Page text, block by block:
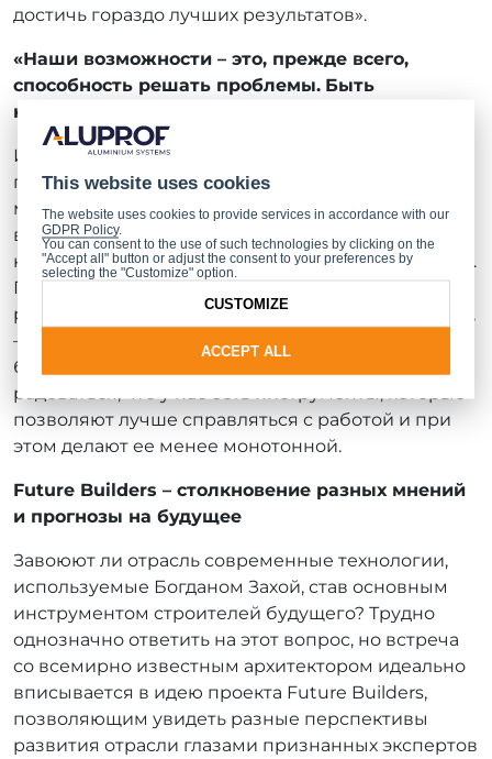
достичь гораздо лучших результатов».
«Наши возможности – это, прежде всего,
способность решать проблемы. Быть
креативным при этом не обязательно»
Известный проектировщик спокоен за будущее
профессии и не видит угрозы для него в
машинах. «Инструменты не обладают самым
важным умением, а именно, способностью к
критическому мышлению, по крайней мере, пока.
Пока искусственный интеллект не станет более
развитым, не думаю, что есть какая-то опасность»,
– считает Богдан Заха. По его мнению, нельзя
бояться новых технологий. Мы должны
радоваться, что у нас есть инструменты, которые
позволяют лучше справляться с работой и при
этом делают ее менее монотонной.
Future Builders – столкновение разных мнений
и прогнозы на будущее
Завоюют ли отрасль современные технологии,
используемые Богданом Захой, став основным
инструментом строителей будущего? Трудно
однозначно ответить на этот вопрос, но встреча
со всемирно известным архитектором идеально
вписывается в идею проекта Future Builders,
позволяющим увидеть разные перспективы
развития отрасли глазами признанных экспертов
This website uses cookies
The website uses cookies to provide services in accordance with our
GDPR Policy.
You can consent to the use of such technologies by clicking on the
"Accept all" button or adjust the consent to your preferences by
selecting the "Customize" option.
ACCEPT ALL
CUSTOMIZE